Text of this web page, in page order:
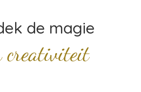
de magie
creativiteit